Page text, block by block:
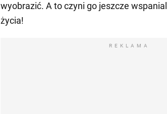
wyobrazić. A to czyni go jeszcze
życia!
REKLAMA